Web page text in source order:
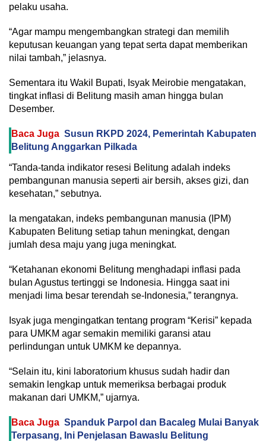
pelaku usaha.
“Agar mampu mengembangkan strategi dan memilih
keputusan keuangan yang tepat serta dapat memberikan
nilai tambah,” jelasnya.
Sementara itu Wakil Bupati, Isyak Meirobie mengatakan,
tingkat inflasi di Belitung masih aman hingga bulan
Desember.
Baca Juga Susun RKPD 2024, Pemerintah Kabupaten
Belitung Anggarkan Pilkada
“Tanda-tanda indikator resesi Belitung adalah indeks
pembangunan manusia seperti air bersih, akses gizi, dan
kesehatan,” sebutnya.
Ia mengatakan, indeks pembangunan manusia (IPM)
Kabupaten Belitung setiap tahun meningkat, dengan
jumlah desa maju yang juga meningkat.
“Ketahanan ekonomi Belitung menghadapi inflasi pada
bulan Agustus tertinggi se Indonesia. Hingga saat ini
menjadi lima besar terendah se-Indonesia,” terangnya.
Isyak juga mengingatkan tentang program “Kerisi” kepada
para UMKM agar semakin memiliki garansi atau
perlindungan untuk UMKM ke depannya.
“Selain itu, kini laboratorium khusus sudah hadir dan
semakin lengkap untuk memeriksa berbagai produk
makanan dari UMKM,” ujarnya.
Baca Juga Spanduk Parpol dan Bacaleg Mulai Banyak
Terpasang, Ini Penjelasan Bawaslu Belitung